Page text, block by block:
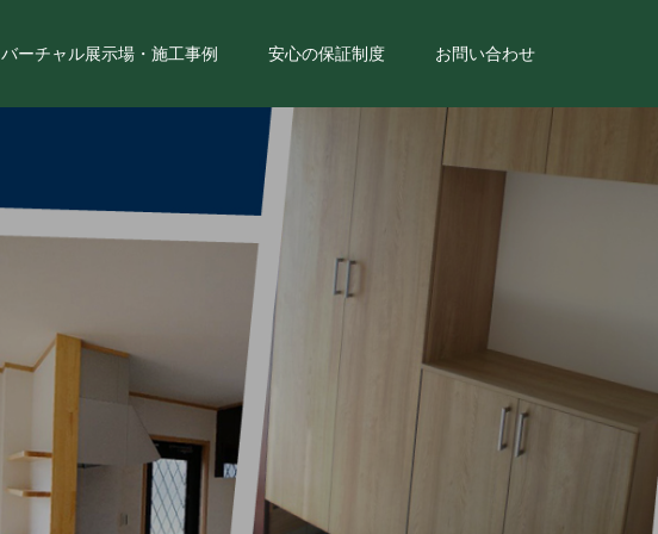
バーチャル展示場・施工事例 安心の保証制度 お問い合わせ